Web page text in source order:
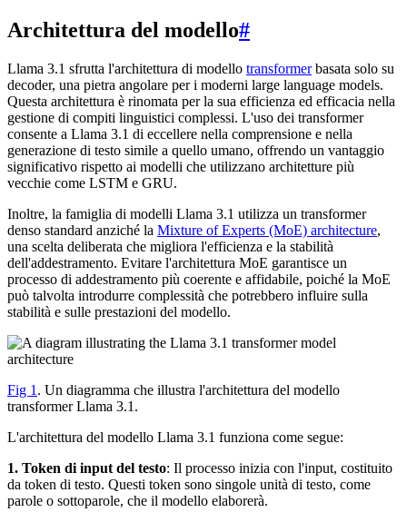
Architettura del modello#
Llama 3.1 sfrutta l'architettura di modello transformerbasata solo su
decoder, una pietra angolare per i moderni large language models.
Questa architettura è rinomata per la sua efficienza ed efficacia nella
gestione di compiti linguistici complessi. L'uso dei transformer
consente a Llama 3.1 di eccellere nella comprensione e nella
generazione di testo simile a quello umano, offrendo un vantaggio
significativo rispetto ai modelli che utilizzano architetture più
vecchie come LSTM e GRU.
Inoltre, la famiglia di modelli Llama 3.1 utilizza un transformer
denso standard anziché la Mixture of Experts (MoE) architecture,
una scelta deliberata che migliora l'efficienza e la stabilità
dell'addestramento. Evitare l'architettura MoE garantisce un
processo di addestramento più coerente e affidabile, poiché la MoE
può talvolta introdurre complessità che potrebbero influire sulla
stabilità e sulle prestazioni del modello.
Fig 1 . Un diagramma che illustra l'architettura del modello
transformer Llama 3.1.
L'architettura del modello Llama 3.1 funziona come segue:
1. Token di input del testo: Il processo inizia con l'input, costituito
da token di testo. Questi token sono singole unità di testo, come
parole o sottoparole, che il modello elaborerà.